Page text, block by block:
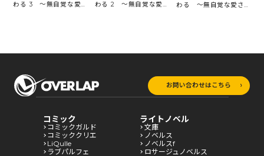
わる 3 ～無自覚な愛さ
わる 2 ～無自覚な愛さ
わる ～無自覚な愛され
お問い合わせはこちら
コミック
コミックガルド
コミッククリエ
LiQulle
ラブパルフェ
ライトノベル
文庫
ノベルス
ノベルスf
ロサージュノベルス